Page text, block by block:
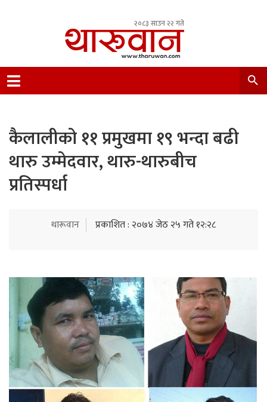
२०८३ साउन २२ गते
Nepal.
कैलालीको ११ प्रमुखमा १९ भन्दा बढी
थारु उम्मेदवार, थारु-थारुबीच
प्रतिस्पर्धा
थारूवान प्रकाशित : २०७४ जेठ २५ गते १२:२८